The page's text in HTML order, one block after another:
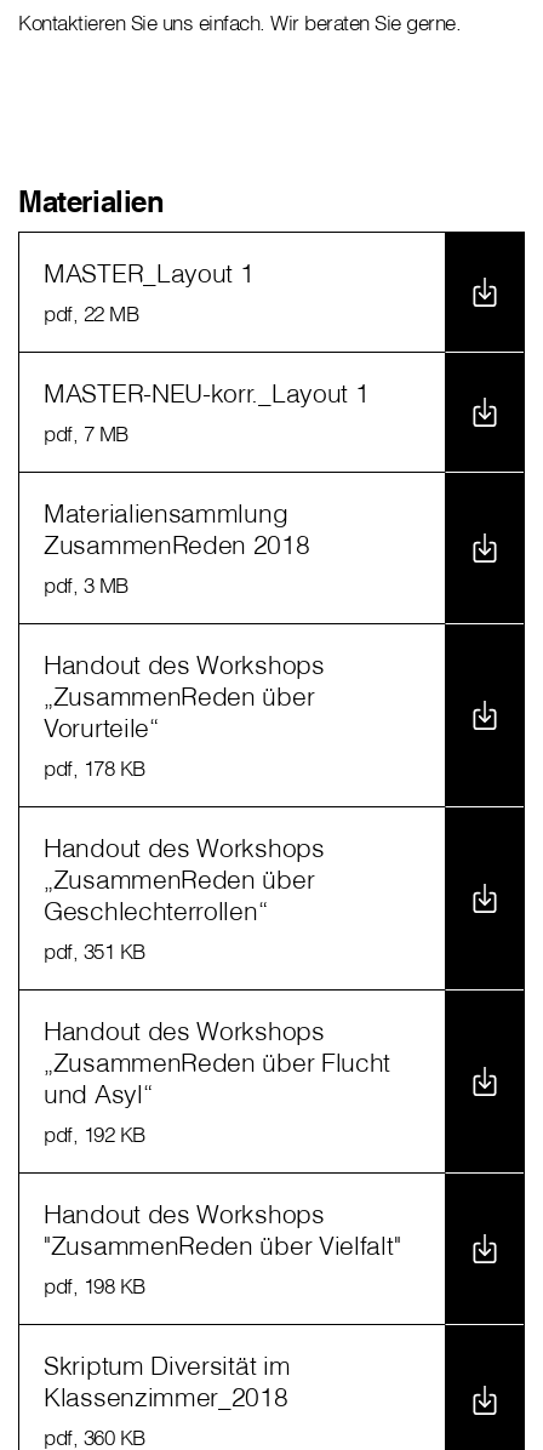
Kontaktieren Sie uns einfach. Wir beraten Sie gerne.
Materialien
MASTER_Layout 1
pdf, 22 MB
MASTER-NEU-korr._Layout 1
pdf, 7 MB
Materialiensammlung
ZusammenReden 2018
pdf, 3 MB
Handout des Workshops
„ZusammenReden über
Vorurteile“
pdf, 178 KB
Handout des Workshops
„ZusammenReden über
Geschlechterrollen“
pdf, 351 KB
Handout des Workshops
„ZusammenReden über Flucht
und Asyl“
pdf, 192 KB
Handout des Workshops
"ZusammenReden über Vielfalt"
pdf, 198 KB
Skriptum Diversität im
Klassenzimmer_2018
pdf, 360 KB